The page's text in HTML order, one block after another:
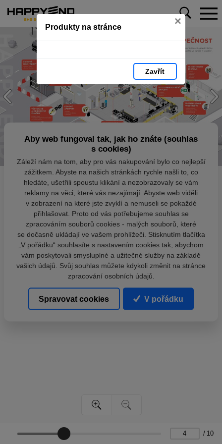
Produkty na stránce ×
Zavřít
/ 10
Aby web fungoval tak, jak ho znáte (souhlas
s cookies)
Záleží nám na tom, aby pro vás nakupování bylo co nejlepší
zážitkem. Abyste na našich stránkách rychle našli to, co
hledáte, ušetřili spoustu klikání a nezobrazovaly se vám
reklamy na věci, které vás nezajímají. Abyste web viděli
v zobrazení na které jste zvyklí a nemuseli se pokaždé
přihlašovat. Proto od vás potřebujeme souhlas se
zpracováním souborů cookies - malých souborů, které
se dočasně ukládají ve vašem prohlížeči. Stisknutím tlačítka
„V pořádku“ souhlasíte s nastavením cookies tak, abychom
vám poskytovali smysluplné a užitečné služby na základě
vašich údajů. Svůj souhlas můžete kdykoli změnit na stránce
zpracování osobních údajů.
Spravovat cookies V pořádku